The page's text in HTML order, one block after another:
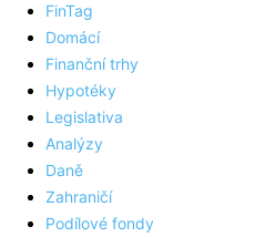
FinTag
Domácí
Finanční trhy
Hypotéky
Legislativa
Analýzy
Daně
Zahraničí
Podílové fondy